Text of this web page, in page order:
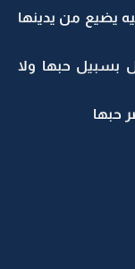
يضيع من يدينها
بسبيل حبها ولا
حبها